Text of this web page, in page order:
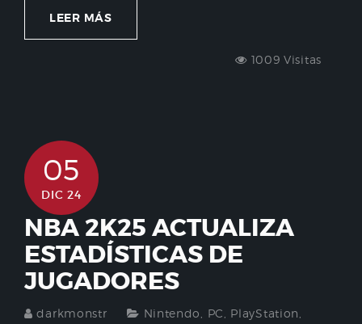
LEER MÁS
1009 Visitas
05
DIC 24
NBA 2K25 ACTUALIZA
ESTADÍSTICAS DE
JUGADORES
darkmonstr Nintendo, PC, PlayStation,